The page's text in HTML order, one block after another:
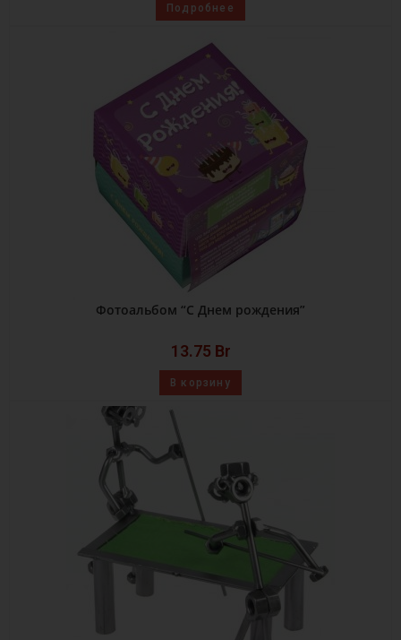
Подробнее
Фотоальбом “С Днем рождения”
13.75 Br
В корзину